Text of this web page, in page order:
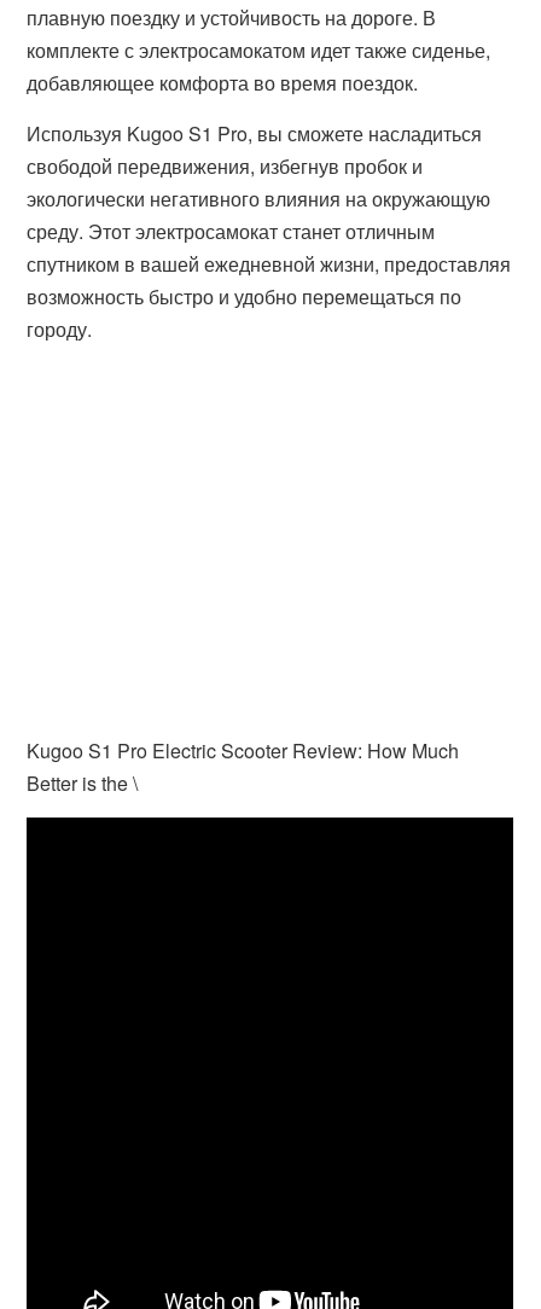
плавную поездку и устойчивость на дороге. В
комплекте с электросамокатом идет также сиденье,
добавляющее комфорта во время поездок.
Используя Kugoo S1 Pro, вы сможете насладиться
свободой передвижения, избегнув пробок и
экологически негативного влияния на окружающую
среду. Этот электросамокат станет отличным
спутником в вашей ежедневной жизни, предоставляя
возможность быстро и удобно перемещаться по
городу.
Kugoo S1 Pro Electric Scooter Review: How Much
Better is the \